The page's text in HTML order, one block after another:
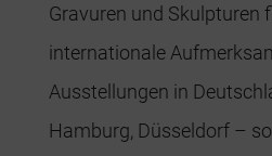
Gravuren und Skulpturen
internationale
Ausstellungen in
Hamburg, Düsseldorf –